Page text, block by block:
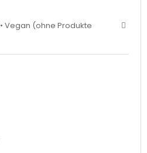
• Vegan (ohne Produkte